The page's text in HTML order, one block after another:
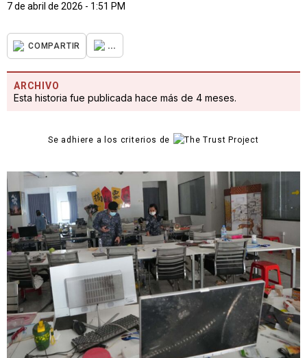
7 de abril de 2026 - 1:51 PM
COMPARTIR ...
ARCHIVO
Esta historia fue publicada hace más de 4 meses.
Se adhiere a los criterios de